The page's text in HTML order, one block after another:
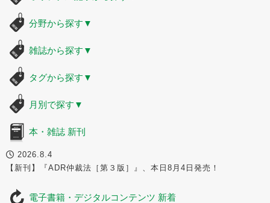
分野から探す ▼
雑誌から探す ▼
タグから探す ▼
月別で探す ▼
本・雑誌 新刊
2026.8.4
【新刊】『ADR仲裁法［第３版］』、本日8月4日発売！
電子書籍・デジタルコンテンツ 新着